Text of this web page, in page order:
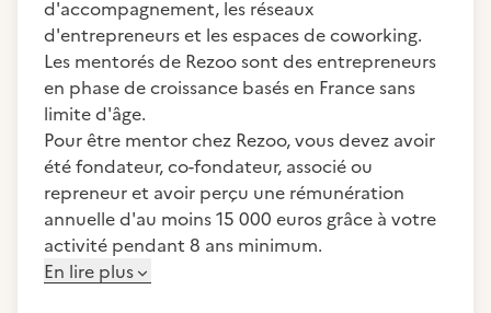
d'accompagnement, les réseaux
d'entrepreneurs et les espaces de coworking.
Les mentorés de Rezoo sont des entrepreneurs
en phase de croissance basés en France sans
limite d'âge.
Pour être mentor chez Rezoo, vous devez avoir
été fondateur, co-fondateur, associé ou
repreneur et avoir perçu une rémunération
annuelle d'au moins 15 000 euros grâce à votre
activité pendant 8 ans minimum.
En lire plus